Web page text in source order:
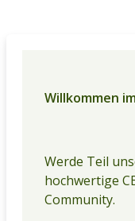
Willkommen
Werde Teil
hochwertige
Community.